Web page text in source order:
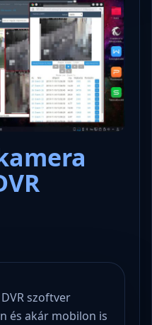
szoftver
és akár mobilon is